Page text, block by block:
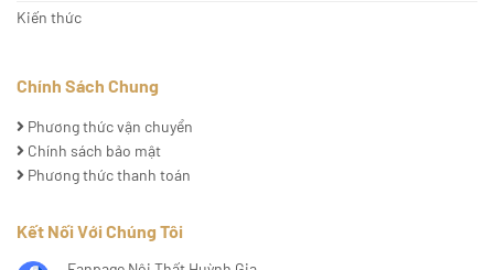
Kiến thức
Chính Sách Chung
Phương thức vận chuyển
Chính sách bảo mật
Phương thức thanh toán
Kết Nối Với Chúng Tôi